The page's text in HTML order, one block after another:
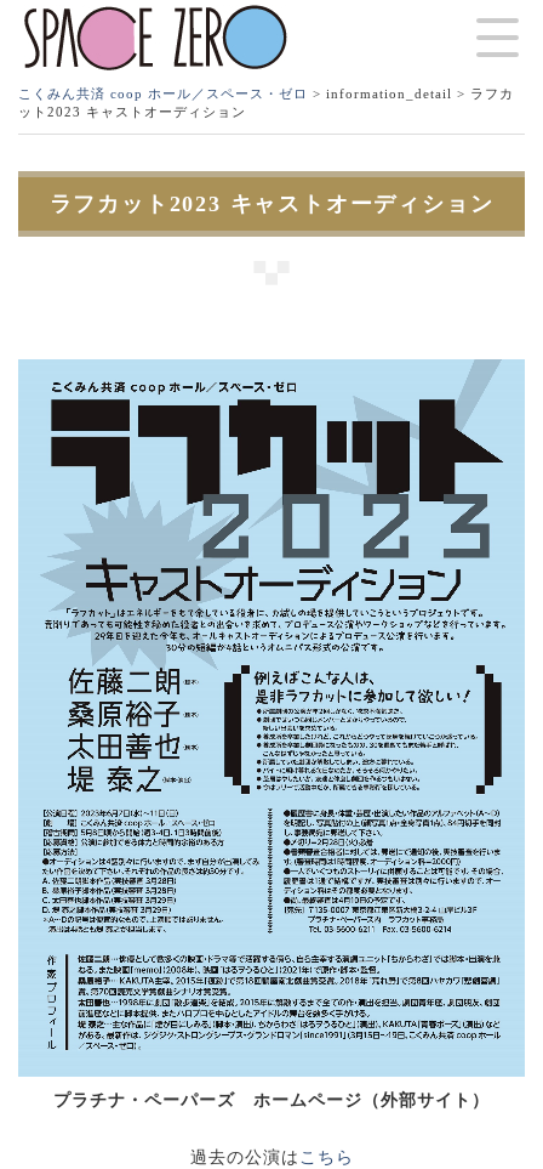
こくみん共済 coop ホール／スペース・ゼロ > information_detail > ラフカ
ット2023 キャストオーディション
ラフカット2023 キャストオーディション
プラチナ・ペーパーズ ホームページ（外部サイト）
過去の公演は こちら